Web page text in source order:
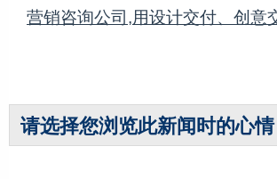
营销咨询公司,用设计交付、创意
请选择您浏览此新闻时的心情